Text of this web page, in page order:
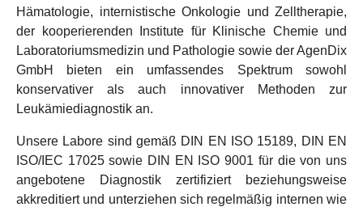
Hämatologie, internistische Onkologie und Zelltherapie,
der kooperierenden Institute für Klinische Chemie und
Laboratoriumsmedizin und Pathologie sowie der AgenDix
GmbH bieten ein umfassendes Spektrum sowohl
konservativer als auch innovativer Methoden zur
Leukämiediagnostik an.
Unsere Labore sind gemäß DIN EN ISO 15189, DIN EN
ISO/IEC 17025 sowie DIN EN ISO 9001 für die von uns
angebotene Diagnostik zertifiziert beziehungsweise
akkreditiert und unterziehen sich regelmäßig internen wie